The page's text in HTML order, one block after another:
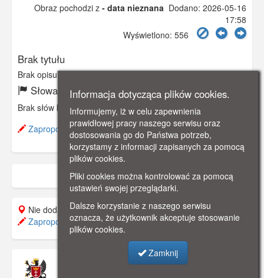
Obraz pochodzi z - data nieznana Dodano: 2026-05-16
17:58
Wyświetlono: 556
Brak tytułu
Brak opisu
Słowa kluczowe:
Brak słów kluczowych
Zaproponuj zmianę opisu.
Nie dodano do mapy.
Zaproponuj lokalizację
Muzeum Pomorza
Informacja dotycząca plików cookies.
Informujemy, iż w celu zapewnienia
prawidłowej pracy naszego serwisu oraz
dostosowania go do Państwa potrzeb,
korzystamy z informacji zapisanych za pomocą
plików cookies.
Pliki cookies można kontrolować za pomocą
ustawień swojej przeglądarki.
Dalsze korzystanie z naszego serwisu
oznacza, że użytkownik akceptuje stosowanie
plików cookies.
Zamknij